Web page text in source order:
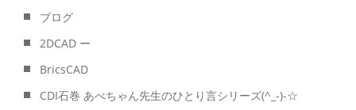
ブログ
2DCAD ー
BricsCAD
CDI石巻 あべちゃん先生のひとり言シリーズ(^_-)-☆